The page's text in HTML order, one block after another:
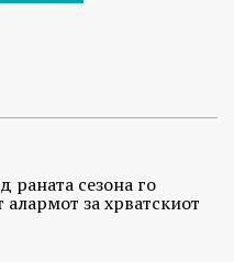
раната сезона го
алармот за хрватскиот